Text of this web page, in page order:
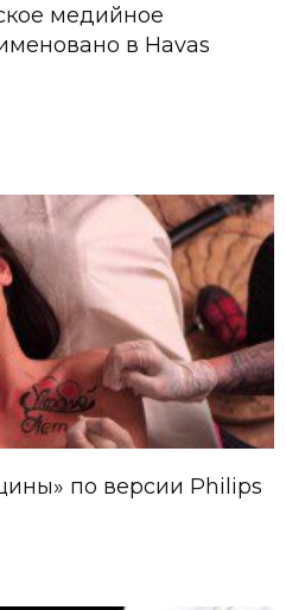
медийное
в Havas
по версии Philips